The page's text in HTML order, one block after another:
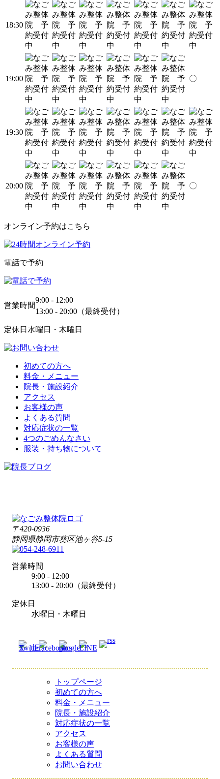
18:30
19:00 〇
19:30
20:00 〇
オンライン予約はこちら
電話で予約
営業時間
9:00 - 12:00
13:00 - 20:00（最終受付）
定休日 水曜日・木曜日
初めての方へ
料金・メニュー
院長・施設紹介
アクセス
お客様の声
よくある質問
対応症状の一覧
4つのごめんなさい
服装・持ち物について
〒420-0936
静岡県静岡市葵区池ヶ谷5-15
営業時間
9:00 - 12:00
13:00 - 20:00（最終受付）
定休日
水曜日・木曜日
トップページ
初めての方へ
料金・メニュー
院長・施設紹介
対応症状の一覧
アクセス
お客様の声
よくある質問
お問い合わせ